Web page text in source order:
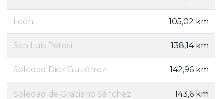
León 105,02 km
San Luis Potosí 138,14 km
Soledad Diez Gutiérrez 142,96 km
Soledad de Graciano Sánchez 143,6 km